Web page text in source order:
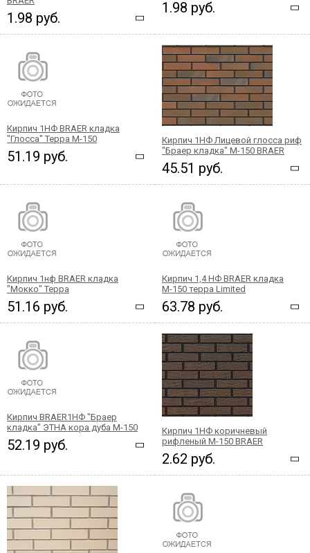
1.98 руб.
1.98 руб.
Кирпич 1НФ BRAER кладка
"Глосса" Терра М-150
51.19 руб.
Кирпич 1НФ Лицевой глосса риф
"Браер кладка" М-150 BRAER
45.51 руб.
Кирпич 1нф BRAER кладка
"Мокко" Терра
51.16 руб.
Кирпич 1,4 НФ BRAER кладка
М-150 терра Limited
63.78 руб.
Кирпич BRAER1НФ "Браер
кладка" ЭТНА кора дуба М-150
52.19 руб.
Кирпич 1НФ коричневый
рифленый М-150 BRAER
2.62 руб.